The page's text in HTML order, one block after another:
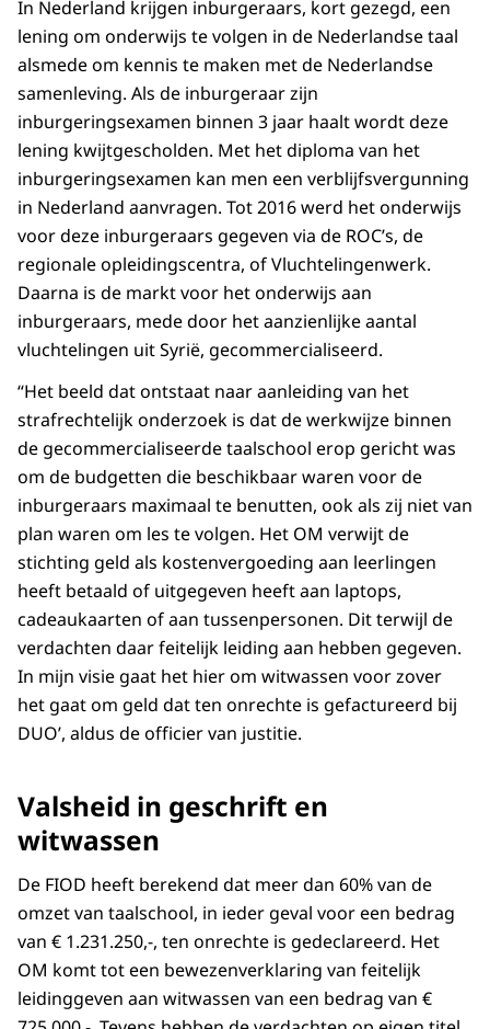
In Nederland krijgen inburgeraars, kort gezegd, een
lening om onderwijs te volgen in de Nederlandse taal
alsmede om kennis te maken met de Nederlandse
samenleving. Als de inburgeraar zijn
inburgeringsexamen binnen 3 jaar haalt wordt deze
lening kwijtgescholden. Met het diploma van het
inburgeringsexamen kan men een verblijfsvergunning
in Nederland aanvragen. Tot 2016 werd het onderwijs
voor deze inburgeraars gegeven via de ROC’s, de
regionale opleidingscentra, of Vluchtelingenwerk.
Daarna is de markt voor het onderwijs aan
inburgeraars, mede door het aanzienlijke aantal
vluchtelingen uit Syrië, gecommercialiseerd.
“Het beeld dat ontstaat naar aanleiding van het
strafrechtelijk onderzoek is dat de werkwijze binnen
de gecommercialiseerde taalschool erop gericht was
om de budgetten die beschikbaar waren voor de
inburgeraars maximaal te benutten, ook als zij niet van
plan waren om les te volgen. Het OM verwijt de
stichting geld als kostenvergoeding aan leerlingen
heeft betaald of uitgegeven heeft aan laptops,
cadeaukaarten of aan tussenpersonen. Dit terwijl de
verdachten daar feitelijk leiding aan hebben gegeven.
In mijn visie gaat het hier om witwassen voor zover
het gaat om geld dat ten onrechte is gefactureerd bij
DUO’, aldus de officier van justitie.
Valsheid in geschrift en
witwassen
De FIOD heeft berekend dat meer dan 60% van de
omzet van taalschool, in ieder geval voor een bedrag
van € 1.231.250,-, ten onrechte is gedeclareerd. Het
OM komt tot een bewezenverklaring van feitelijk
leidinggeven aan witwassen van een bedrag van €